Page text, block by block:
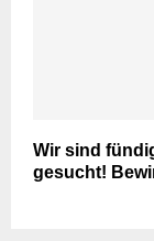
Wir sind
gesucht!